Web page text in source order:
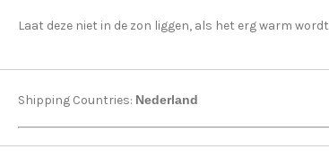
Laat deze niet in de zon liggen, als het erg warm
Shipping Countries: Nederland